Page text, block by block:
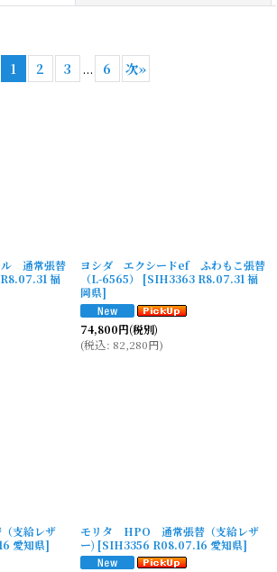
1 2 3 ... 6 次»
ル 通常張替
福
ヨシダ エクシードef ふわもこ張替
（L-6565）
[SIH3363 R8.07.31 福
岡県]
74,800円(税別)
(税込: 82,280円)
支給レザ
愛知県]
モリタ HPO 通常張替（支給レザ
ー) [SIH3356 R08.07.16 愛知県]